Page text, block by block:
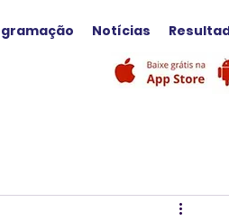
Notícias